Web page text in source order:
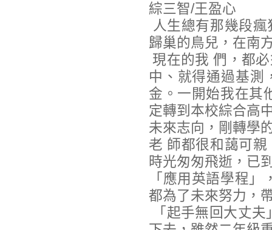
綜三智/王盈心
人生總有那幾段
歸巢的鳥兒，在南
現在的我 們，都
中、就得通過基測
金。一開始我在其
定轉到本校綜合高
未來志向，剛轉學
老 師都很和藹可
時光匆匆飛逝，已
「應用英語學程
都為了未來努力，
「起手無回大丈